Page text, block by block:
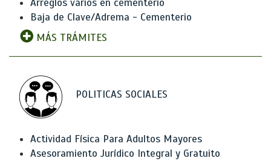
Arreglos varios en cementerio
Baja de Clave/Adrema - Cementerio
MÁS TRÁMITES
POLITICAS SOCIALES
Actividad Física Para Adultos Mayores
Asesoramiento Jurídico Integral y Gratuito